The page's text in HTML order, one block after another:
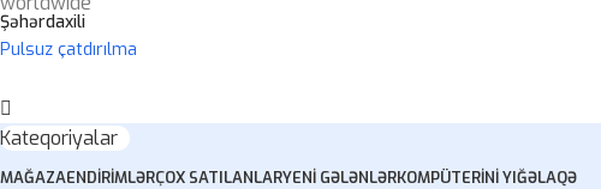
Şəhərdaxili
Pulsuz çatdırılma
Kateqoriyalar
MAĞAZAENDIRIMLƏRÇOX SATILANLARYENI GƏLƏNLƏRKOMPÜTERINI YIĞƏLAQƏ